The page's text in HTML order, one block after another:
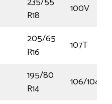
R18
100V
205/65
R16
107T
195/80
R14
106/104R